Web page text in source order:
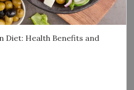
Diet: Health Benefits and